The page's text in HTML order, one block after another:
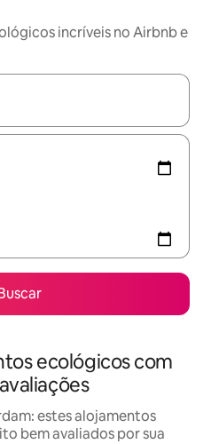
incríveis no Airbnb e
disponíveis, explore-os
ecológicos com
estes alojamentos
bem avaliados por sua